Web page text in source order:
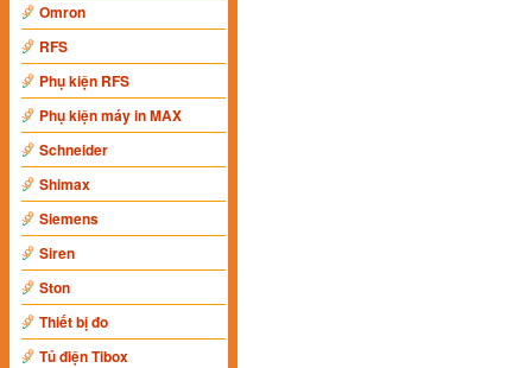
Omron
RFS
Phụ kiện RFS
Phụ kiện máy in MAX
Schneider
Shimax
Siemens
Siren
Ston
Thiết bị đo
Tủ điện Tibox